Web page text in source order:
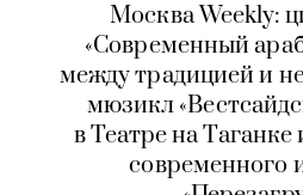
Москва Weekly:
«Современный
между традицией и
мюзикл
в Театре на
современного